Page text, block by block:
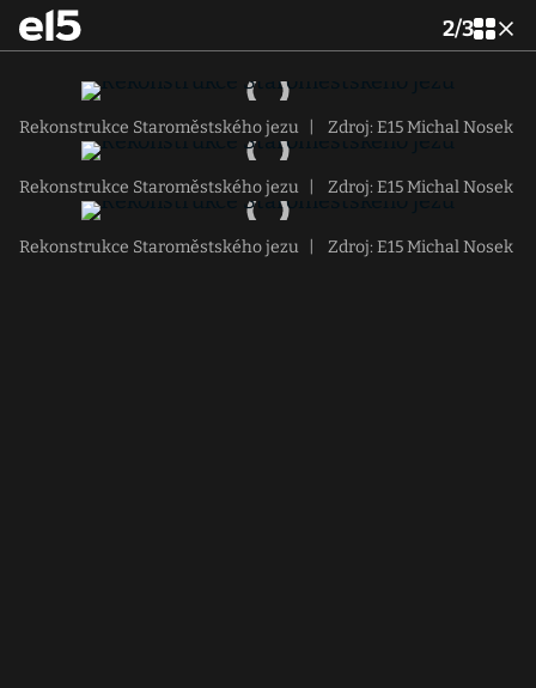
2/3
Rekonstrukce Staroměstského jezu Zdroj: E15 Michal Nosek
Rekonstrukce Staroměstského jezu Zdroj: E15 Michal Nosek
Rekonstrukce Staroměstského jezu Zdroj: E15 Michal Nosek